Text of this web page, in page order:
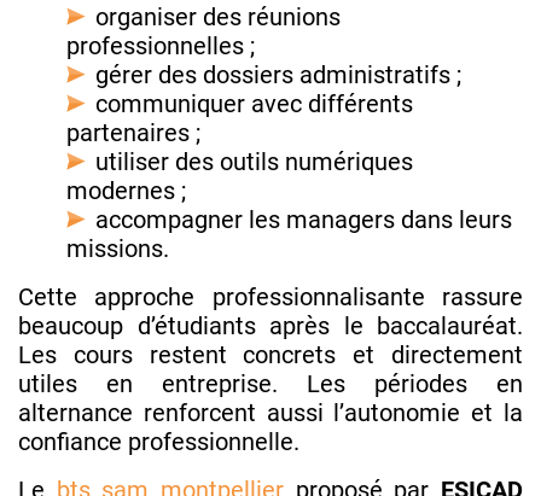
organiser des réunions
professionnelles ;
gérer des dossiers administratifs ;
communiquer avec différents
partenaires ;
utiliser des outils numériques
modernes ;
accompagner les managers dans leurs
missions.
Cette approche professionnalisante rassure
beaucoup d’étudiants après le baccalauréat.
Les cours restent concrets et directement
utiles en entreprise. Les périodes en
alternance renforcent aussi l’autonomie et la
confiance professionnelle.
Le bts sam montpellier proposé par ESICAD